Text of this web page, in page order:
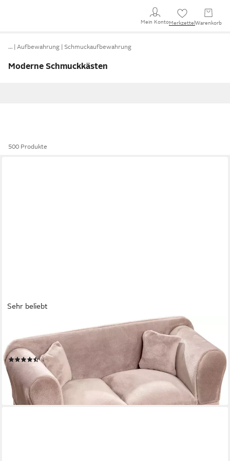
Mein KontoMerkzettel Warenkorb
… Aufbewahrung Schmuckaufbewahrung
Moderne Schmuckkästen
500 Produkte
Sehr beliebt
Schmuckkasten Deko Sofa mit samtigen Bezug, 24x10x13,5cm,
Aufbewahrung für Schmuck und Kleinigkeiten
(31)
22,99 € UVP 30,99 €
-26%
lieferbar - in 1-2 Werktagen bei dir